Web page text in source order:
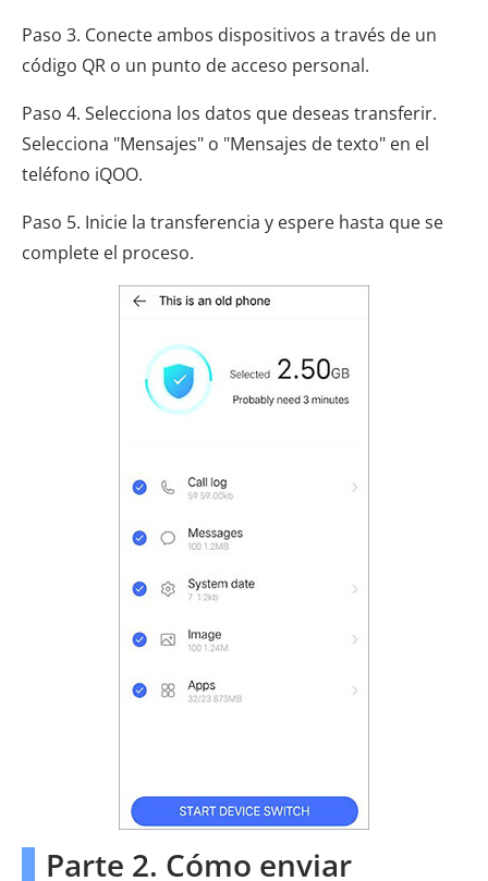
Paso 3. Conecte ambos dispositivos a través de un
código QR o un punto de acceso personal.
Paso 4. Selecciona los datos que deseas transferir.
Selecciona "Mensajes" o "Mensajes de texto" en el
teléfono iQOO.
Paso 5. Inicie la transferencia y espere hasta que se
complete el proceso.
Parte 2. Cómo enviar